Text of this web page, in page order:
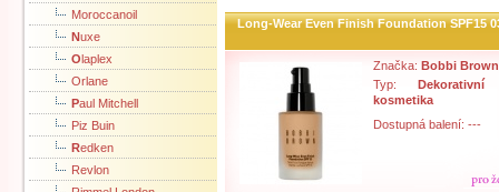
Moroccanoil
Nuxe
Olaplex
Orlane
Paul Mitchell
Piz Buin
Redken
Revlon
Long-Wear Even Finish Foundation SPF15
Značka: Bobbi Brown
Typ:
Dekorativní
kosmetika
Dostupná balení: ---